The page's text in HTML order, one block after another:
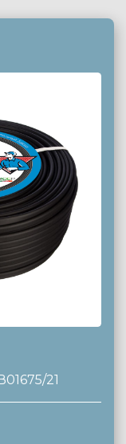
21